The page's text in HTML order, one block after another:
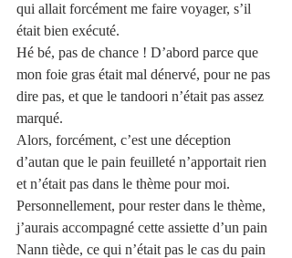
qui allait forcément me faire voyager, s’il
était bien exécuté.
Hé bé, pas de chance ! D’abord parce que
mon foie gras était mal dénervé, pour ne pas
dire pas, et que le tandoori n’était pas assez
marqué.
Alors, forcément, c’est une déception
d’autan que le pain feuilleté n’apportait rien
et n’était pas dans le thème pour moi.
Personnellement, pour rester dans le thème,
j’aurais accompagné cette assiette d’un pain
Nann tiède, ce qui n’était pas le cas du pain